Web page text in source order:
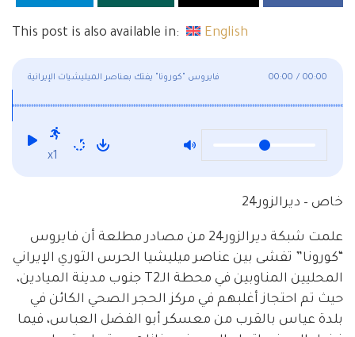
This post is also available in: English
فايروس "كورونا" يفتك بعناصر الميليشيات الإيرانية 00:00 / 00:00
x1
خاص – ديرالزور24
علمت شبكة ديرالزور24 من مصادر مطلعة أن فايروس
“كورونا” تفشى بين عناصر ميليشيا الحرس الثوري الإيراني
المحليين المناوبين في محطة الـT2 جنوب مدينة الميادين،
حيث تم احتجاز أغلبهم في مركز الحجر الصحي الكائن في
بلدة عياس بالقرب من معسكر أبو الفضل العباس، فيما